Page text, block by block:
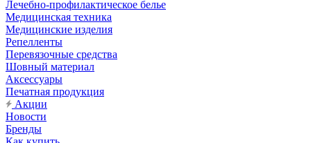
Лечебно-профилактическое белье
Медицинская техника
Медицинские изделия
Репелленты
Перевязочные средства
Шовный материал
Аксессуары
Печатная продукция
Акции
Новости
Бренды